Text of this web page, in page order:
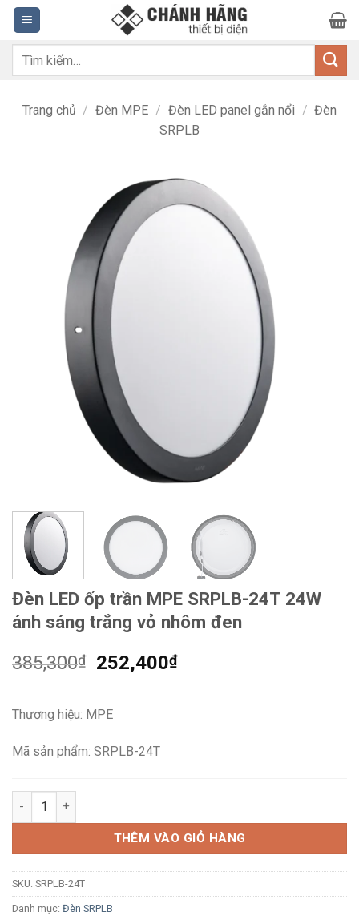
Bỏ
qua
nội
dung
Tìm
Trang chủ / Đèn MPE / Đèn LED panel gắn nổi / Đèn
SRPLB
Đèn LED ốp trần MPE SRPLB-24T 24W
ánh sáng trắng vỏ nhôm đen
385,300₫
Giá
385,300₫.
252,400₫Giá
Thương hiệu: MPE
Mã sản phẩm: SRPLB-24T
Đèn LED ốp trần MPE SRPLB-24T 24W ánh sáng trắng vỏ
THÊM VÀO GIỎ HÀNG
SKU: SRPLB-24T
Danh mục: Đèn SRPLB